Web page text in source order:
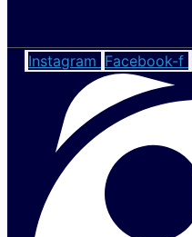
و جدول
Instagram Facebook-f